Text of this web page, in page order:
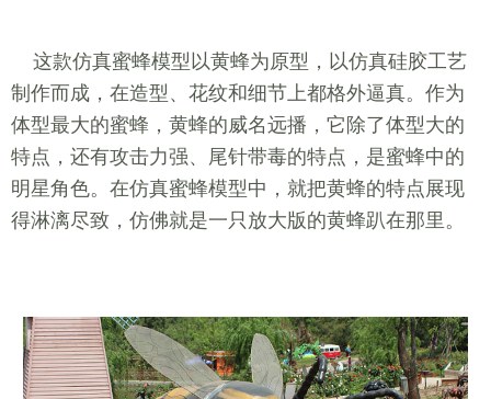
这款仿真蜜蜂模型以黄蜂为原型，以仿真硅胶工艺
制作而成，在造型、花纹和细节上都格外逼真。作为
体型最大的蜜蜂，黄蜂的威名远播，它除了体型大的
特点，还有攻击力强、尾针带毒的特点，是蜜蜂中的
明星角色。在仿真蜜蜂模型中，就把黄蜂的特点展现
得淋漓尽致，仿佛就是一只放大版的黄蜂趴在那里。